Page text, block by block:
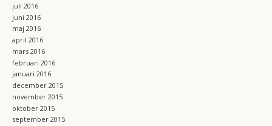
juli 2016
juni 2016
maj 2016
april 2016
mars 2016
februari 2016
januari 2016
december 2015
november 2015
oktober 2015
september 2015